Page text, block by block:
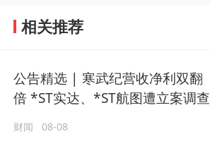
相关推荐
公告精选 | 寒武纪营收净利双翻
倍 *ST实达、*ST航图遭立案调查
财闻 08-08